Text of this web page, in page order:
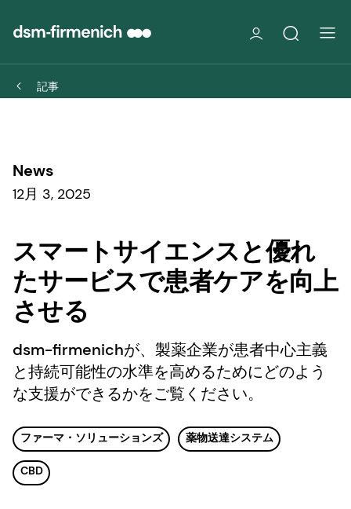
記事
News
12月 3, 2025
スマートサイエンスと優れ
たサービスで患者ケアを向上
させる
dsm-firmenichが、製薬企業が患者中心主義
と持続可能性の水準を高めるためにどのよう
な支援ができるかをご覧ください。
ファーマ・ソリューションズ 薬物送達システム
CBD